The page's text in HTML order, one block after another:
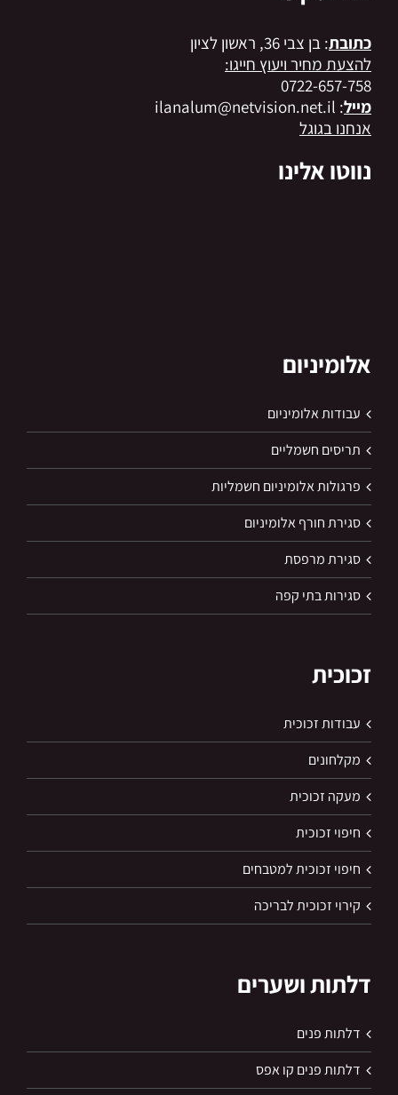
כתובת: בן צבי 36, ראשון לציון
להצעת מחיר ויעוץ חייגו:
0722-657-758
מייל: ilanalum@netvision.net.il
אנחנו בגוגל
נווטו אלינו
אלומיניום
עבודות אלומיניום
תריסים חשמליים
פרגולות אלומיניום חשמליות
סגירת חורף אלומיניום
סגירת מרפסת
סגירות בתי קפה
זכוכית
עבודות זכוכית
מקלחונים
מעקה זכוכית
חיפוי זכוכית
חיפוי זכוכית למטבחים
קירוי זכוכית לבריכה
דלתות ושערים
דלתות פנים
דלתות פנים קו אפס